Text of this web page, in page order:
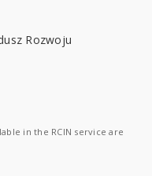
in the RCIN service are